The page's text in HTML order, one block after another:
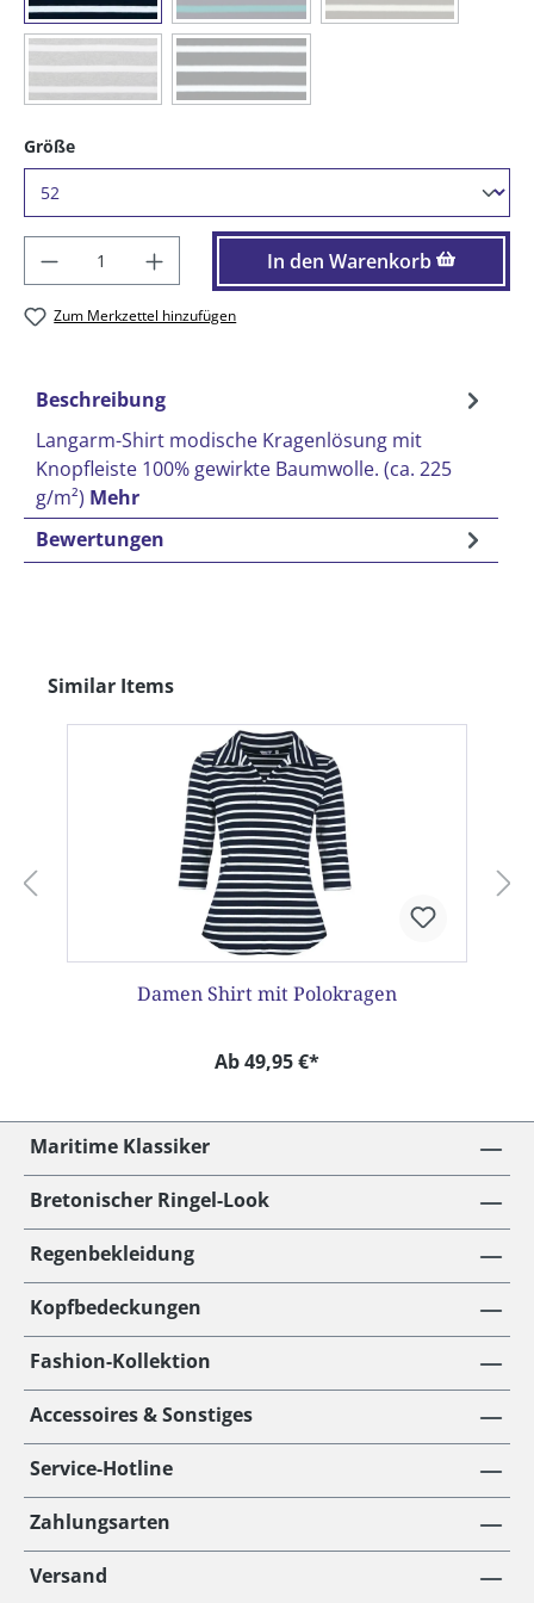
(91) graumelange / weiß
(Diese Option ist zurzeit nicht verfügbar.)
(99) schwarz / weiß
(Diese Option ist zurzeit nicht verfügbar.)
Größeauswählen
Produkt Anzahl: Gib den gewünschten
In den Warenkorb
Zum Merkzettel hinzufügen
Beschreibung
Langarm-Shirt modische Kragenlösung mit
Knopfleiste 100% gewirkte Baumwolle. (ca. 225
g/m²) Mehr
Bewertungen
Produktgalerie überspringen
Similar Items
Damen Shirt mit Polokragen
Ab 49,95 €*
Maritime Klassiker
Bretonischer Ringel-Look
Regenbekleidung
Kopfbedeckungen
Fashion-Kollektion
Accessoires & Sonstiges
Service-Hotline
Zahlungsarten
Versand